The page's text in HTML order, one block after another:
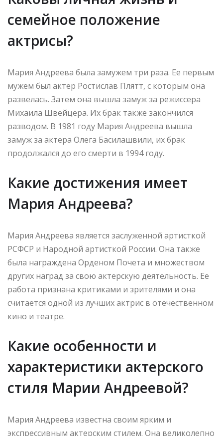
семейное положение
актрисы?
Мария Андреева была замужем три раза. Ее первым
мужем был актер Ростислав Плятт, с которым она
развелась. Затем она вышла замуж за режиссера
Михаила Швейцера. Их брак также закончился
разводом. В 1981 году Мария Андреева вышла
замуж за актера Олега Басилашвили, их брак
продолжался до его смерти в 1994 году.
Какие достижения имеет
Мария Андреева?
Мария Андреева является заслуженной артисткой
РСФСР и Народной артисткой России. Она также
была награждена Орденом Почета и множеством
других наград за свою актерскую деятельность. Ее
работа признана критиками и зрителями и она
считается одной из лучших актрис в отечественном
кино и театре.
Какие особенности и
характеристики актерского
стиля Марии Андреевой?
Мария Андреева известна своим ярким и
экспрессивным актерским стилем. Она великолепно